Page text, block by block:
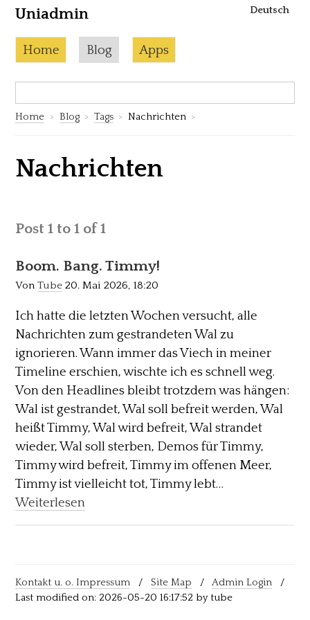
Uniadmin Deutsch
Skip to content
Home Current page:
Blog Apps
Home Blog Tags Nachrichten
Nachrichten
Post 1 to 1 of 1
Boom. Bang. Timmy!
VonTube 20. Mai 2026, 18:20
Ich hatte die letzten Wochen versucht, alle
Nachrichten zum gestrandeten Wal zu
ignorieren. Wann immer das Viech in meiner
Timeline erschien, wischte ich es schnell weg.
Von den Headlines bleibt trotzdem was hängen:
Wal ist gestrandet, Wal soll befreit werden, Wal
heißt Timmy, Wal wird befreit, Wal strandet
wieder, Wal soll sterben, Demos für Timmy,
Timmy wird befreit, Timmy im offenen Meer,
Timmy ist vielleicht tot, Timmy lebt…
Weiterlesen
Kontakt u. o. Impressum /Site Map /Admin Login /
Last modified on: 2026-05-20 16:17:52 by tube